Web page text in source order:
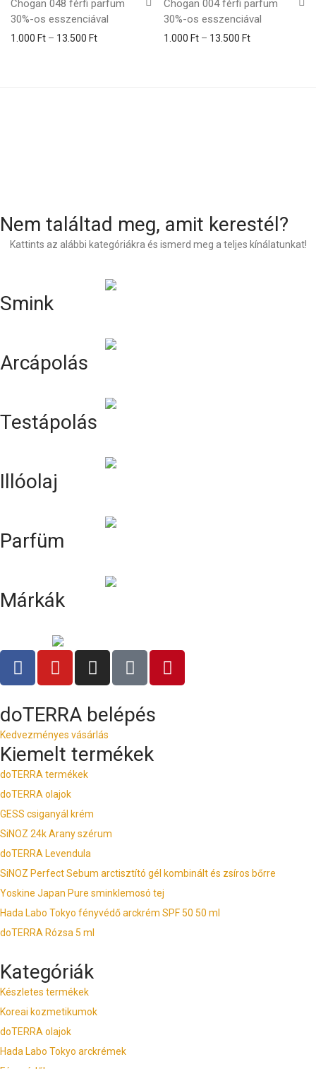
Chogan 048 férfi parfüm
30%-os esszenciával
1.000 Ft – 13.500 Ft
Chogan 004 férfi parfüm
30%-os esszenciával
1.000 Ft – 13.500 Ft
Nem találtad meg, amit kerestél?
Kattints az alábbi kategóriákra és ismerd meg a teljes kínálatunkat!
Smink
Arcápolás
Testápolás
Illóolaj
Parfüm
Márkák
doTERRA belépés
Kedvezményes vásárlás
Kiemelt termékek
doTERRA termékek
doTERRA olajok
GESS csiganyál krém
SiNOZ 24k Arany szérum
doTERRA Levendula
SiNOZ Perfect Sebum arctisztító gél kombinált és zsíros bőrre
Yoskine Japan Pure sminklemosó tej
Hada Labo Tokyo fényvédő arckrém SPF 50 50 ml
doTERRA Rózsa 5 ml
Kategóriák
Készletes termékek
Koreai kozmetikumok
doTERRA olajok
Hada Labo Tokyo arckrémek